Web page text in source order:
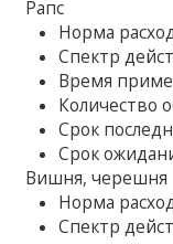
Рапс
Норма
Спектр
Время
Количество
Срок
Срок
Вишня, черешня
Норма
Спектр